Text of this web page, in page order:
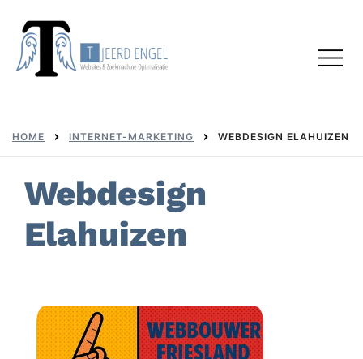
content
menu
HOME INTERNET-MARKETING WEBDESIGN ELAHUIZEN
Webdesign
Elahuizen